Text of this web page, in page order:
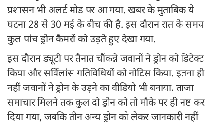
प्रशासन भी अलर्ट मोड पर आ गया. खबर के मुताबिक ये
घटना 28 से 30 मई के बीच की है. इस दौरान रात के समय
कुल पांच ड्रोन कैमरों को उड़ते हुए देखा गया.
इस दौरान ड्यूटी पर तैनात चौंकन्ने जवानों ने ड्रोन को डिटेक्ट
किया और सर्विलांस गतिविधियों को नोटिस किया. इतना ही
नहीं जवानों ने ड्रोन के उड़ने का वीडियो भी बनाया. ताजा
समाचार मिलने तक कुल दो ड्रोन को तो मौके पर ही नष्ट कर
दिया गया, जबकि तीन अन्य ड्रोन को लेकर जानकारी नहीं